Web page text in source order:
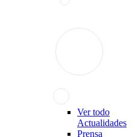
Ver todo
Actualidades
Prensa